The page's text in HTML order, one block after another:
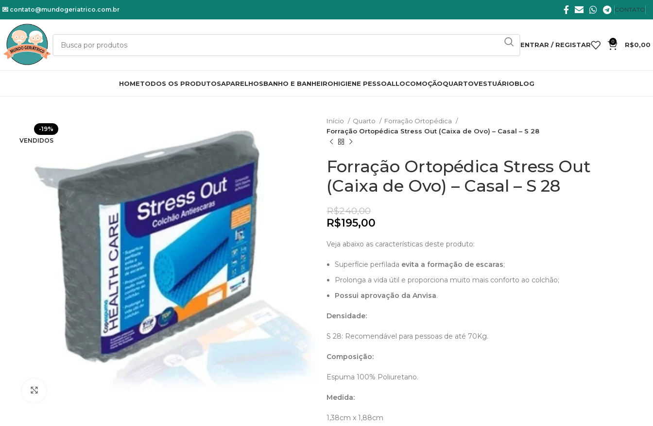
💌 contato@mundogeriatrico.com.br CONTATO
ENTRAR / REGISTAR 0 R$0,00
HOMETODOS OS PRODUTOSAPARELHOSBANHO E BANHEIROHIGIENE PESSOALLOCOMOÇÃOQUARTOVESTUÁRIOBLOG
-19%
VENDIDOS
Início Quarto
Forração Ortopédica
Forração Ortopédica Stress Out (Caixa de Ovo) – Casal – S 28
Forração Ortopédica Stress Out
(Caixa de Ovo) – Casal – S 28
R$240,00
R$195,00
Veja abaixo as características deste produto:
Superfície perfilada evita a formação de escaras;
Prolonga a vida útil e proporciona muito mais conforto ao colchão;
Possui aprovação da Anvisa.
Densidade:
S 28: Recomendável para pessoas de até 70Kg.
Composição:
Espuma 100% Poliuretano.
Medida:
1,38cm x 1,88cm